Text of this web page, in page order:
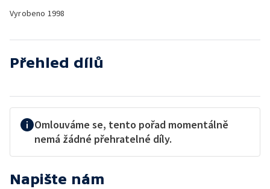
Vyrobeno 1998
Přehled dílů
Omlouváme se, tento pořad momentálně
nemá žádné přehratelné díly.
Napište nám